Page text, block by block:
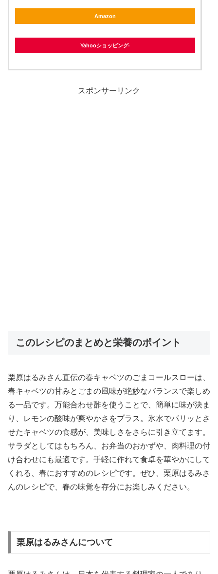
Amazon
Yahooショッピング
スポンサーリンク
このレシピのまとめと栄養のポイント
栗原はるみさん直伝の春キャベツのごまコールスローは、
春キャベツの甘みとごまの風味が絶妙なバランスで楽しめ
る一品です。万能合わせ酢を使うことで、簡単に味が決ま
り、レモンの酸味が爽やかさをプラス。氷水でパリッとさ
せたキャベツの食感が、美味しさをさらに引き立てます。
サラダとしてはもちろん、お弁当のおかずや、肉料理の付
け合わせにも最適です。手軽に作れて食卓を華やかにして
くれる、春におすすめのレシピです。ぜひ、栗原はるみさ
んのレシピで、春の味覚を存分にお楽しみください。
栗原はるみさんについて